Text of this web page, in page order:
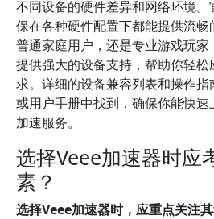
不同设备的硬件差异和网络环境
保在各种硬件配置下都能提供流
普通家庭用户，还是专业游戏玩
提供强大的设备支持，帮助你轻
求。详细的设备兼容列表和操作
或用户手册中找到，确保你能快
加速服务。
选择Veee加速器时应
素？
选择Veee加速器时，应重点关注